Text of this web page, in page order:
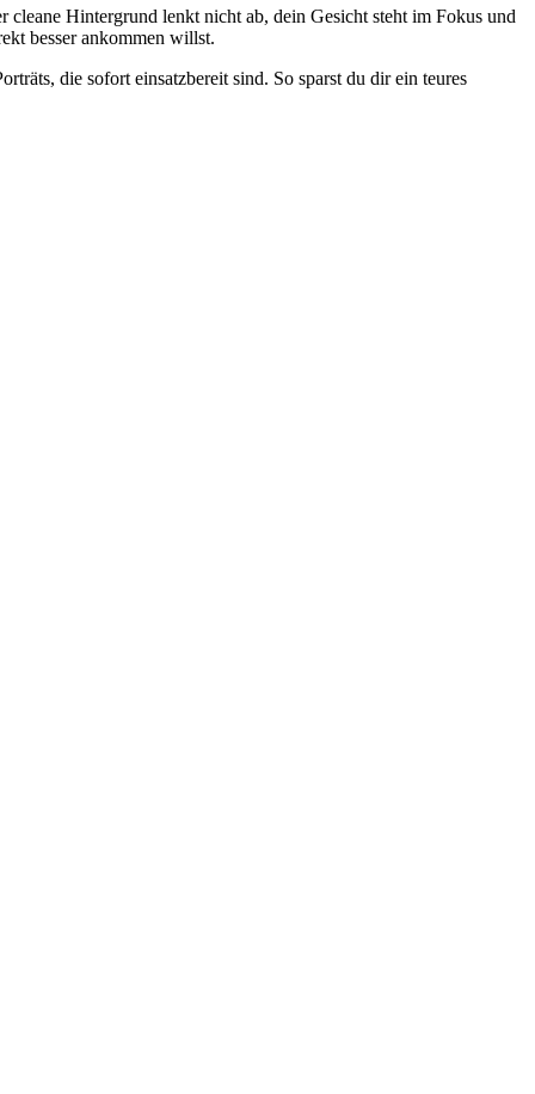
Hintergrund lenkt nicht ab, dein Gesicht steht im Fokus und
besser ankommen willst.
die sofort einsatzbereit sind. So sparst du dir ein teures